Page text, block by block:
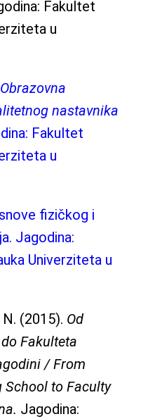
Fakultet
u
Obrazovna
nastavnika
Fakultet
u
fizičkog i
Jagodina:
Univerziteta u
(2015). Od
Fakulteta
/ From
School to Faculty
Jagodina: